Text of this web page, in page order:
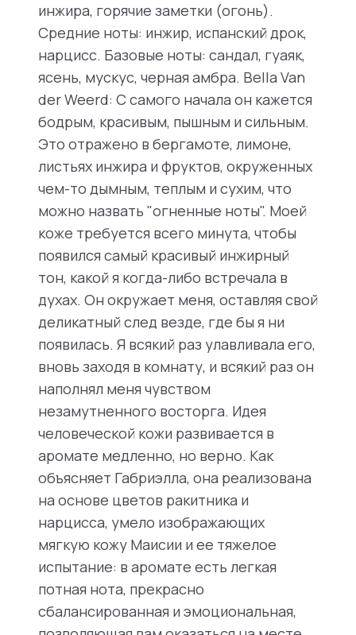
инжира, горячие заметки (огонь).
Средние ноты: инжир, испанский дрок,
нарцисс. Базовые ноты: сандал, гуаяк,
ясень, мускус, черная амбра. Bella Van
der Weerd: С самого начала он кажется
бодрым, красивым, пышным и сильным.
Это отражено в бергамоте, лимоне,
листьях инжира и фруктов, окруженных
чем-то дымным, теплым и сухим, что
можно назвать "огненные ноты". Моей
коже требуется всего минута, чтобы
появился самый красивый инжирный
тон, какой я когда-либо встречала в
духах. Он окружает меня, оставляя свой
деликатный след везде, где бы я ни
появилась. Я всякий раз улавливала его,
вновь заходя в комнату, и всякий раз он
наполнял меня чувством
незамутненного восторга. Идея
человеческой кожи развивается в
аромате медленно, но верно. Как
объясняет Габриэлла, она реализована
на основе цветов ракитника и
нарцисса, умело изображающих
мягкую кожу Маисии и ее тяжелое
испытание: в аромате есть легкая
потная нота, прекрасно
сбалансированная и эмоциональная,